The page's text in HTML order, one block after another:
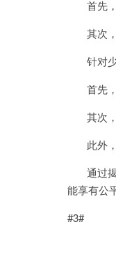
首先，
其次，
针对少
首先，
其次，
此外，
通过揭
能享有公
#3#